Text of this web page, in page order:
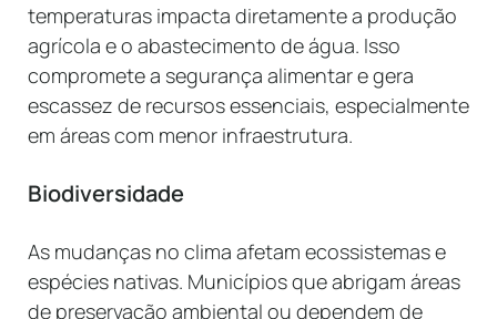
temperaturas impacta diretamente a produção
agrícola e o abastecimento de água. Isso
compromete a segurança alimentar e gera
escassez de recursos essenciais, especialmente
em áreas com menor infraestrutura.
Biodiversidade
As mudanças no clima afetam ecossistemas e
espécies nativas. Municípios que abrigam áreas
de preservação ambiental ou dependem de